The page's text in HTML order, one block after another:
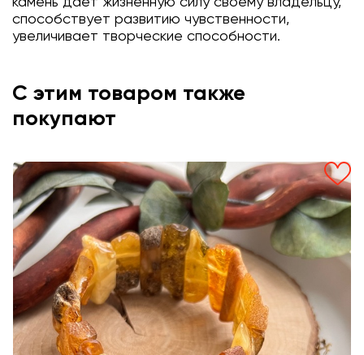
способствует развитию чувственности,
увеличивает творческие способности.
С этим товаром также
покупают